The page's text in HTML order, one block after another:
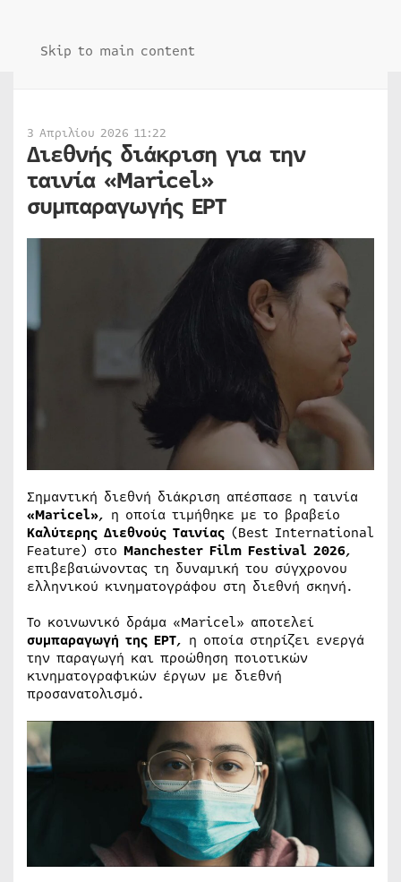
Skip to main content
3 Απριλίου 2026 11:22
Διεθνής διάκριση για την
ταινία «Maricel»
συμπαραγωγής ΕΡΤ
Σημαντική διεθνή διάκριση απέσπασε η ταινία
«Maricel», η οποία τιμήθηκε με το βραβείο
Καλύτερης Διεθνούς Ταινίας (Best International
Feature) στο Manchester Film Festival 2026,
επιβεβαιώνοντας τη δυναμική του σύγχρονου
ελληνικού κινηματογράφου στη διεθνή σκηνή.
Το κοινωνικό δράμα «Maricel» αποτελεί
συμπαραγωγή της ΕΡΤ, η οποία στηρίζει ενεργά
την παραγωγή και προώθηση ποιοτικών
κινηματογραφικών έργων με διεθνή
προσανατολισμό.